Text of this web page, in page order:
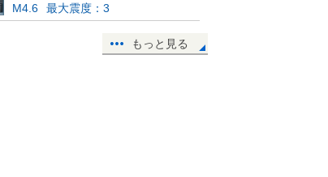
M4.6
最大震度：3
もっと見る